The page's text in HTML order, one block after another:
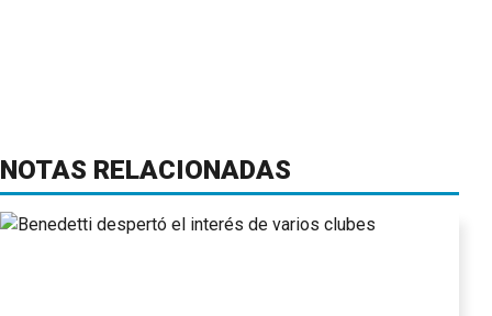
NOTAS RELACIONADAS